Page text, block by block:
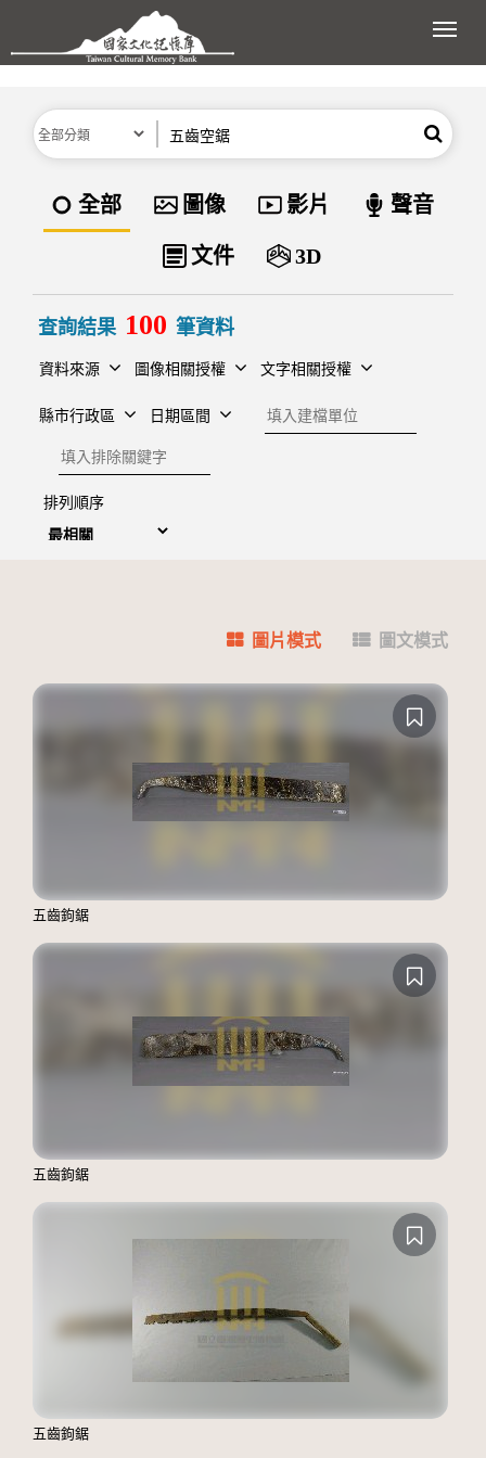
跳到主要內容區塊
展
分類 搜尋
資料類型
全部 圖像 影片 聲音
文件 3D
查詢結果 100 筆資料
資料來源 圖像相關授權 文字相關授權
縣市行政區 日期區間
建檔單位
排除關鍵字
排列順序
圖片模式 圖文模式
五齒鉤鋸
五齒鉤鋸
五齒鉤鋸